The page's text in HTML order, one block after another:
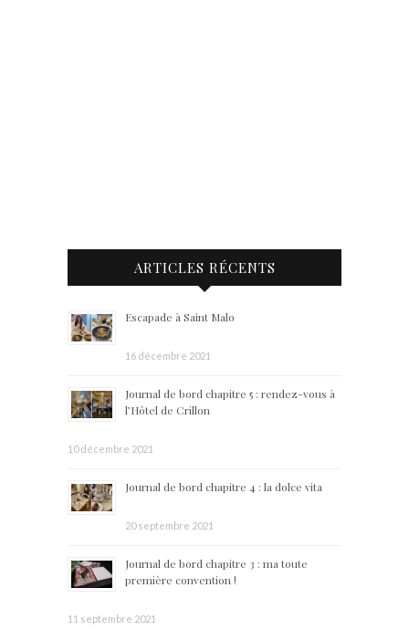
ARTICLES RÉCENTS
Escapade à Saint Malo
16 décembre 2021
Journal de bord chapitre 5 : rendez-vous à
l’Hôtel de Crillon
10 décembre 2021
Journal de bord chapitre 4 : la dolce vita
20 septembre 2021
Journal de bord chapitre 3 : ma toute
première convention !
11 septembre 2021